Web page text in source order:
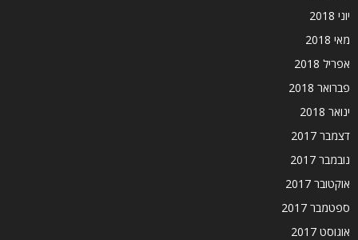
יוני 2018
מאי 2018
אפריל 2018
פברואר 2018
ינואר 2018
דצמבר 2017
נובמבר 2017
אוקטובר 2017
ספטמבר 2017
אוגוסט 2017